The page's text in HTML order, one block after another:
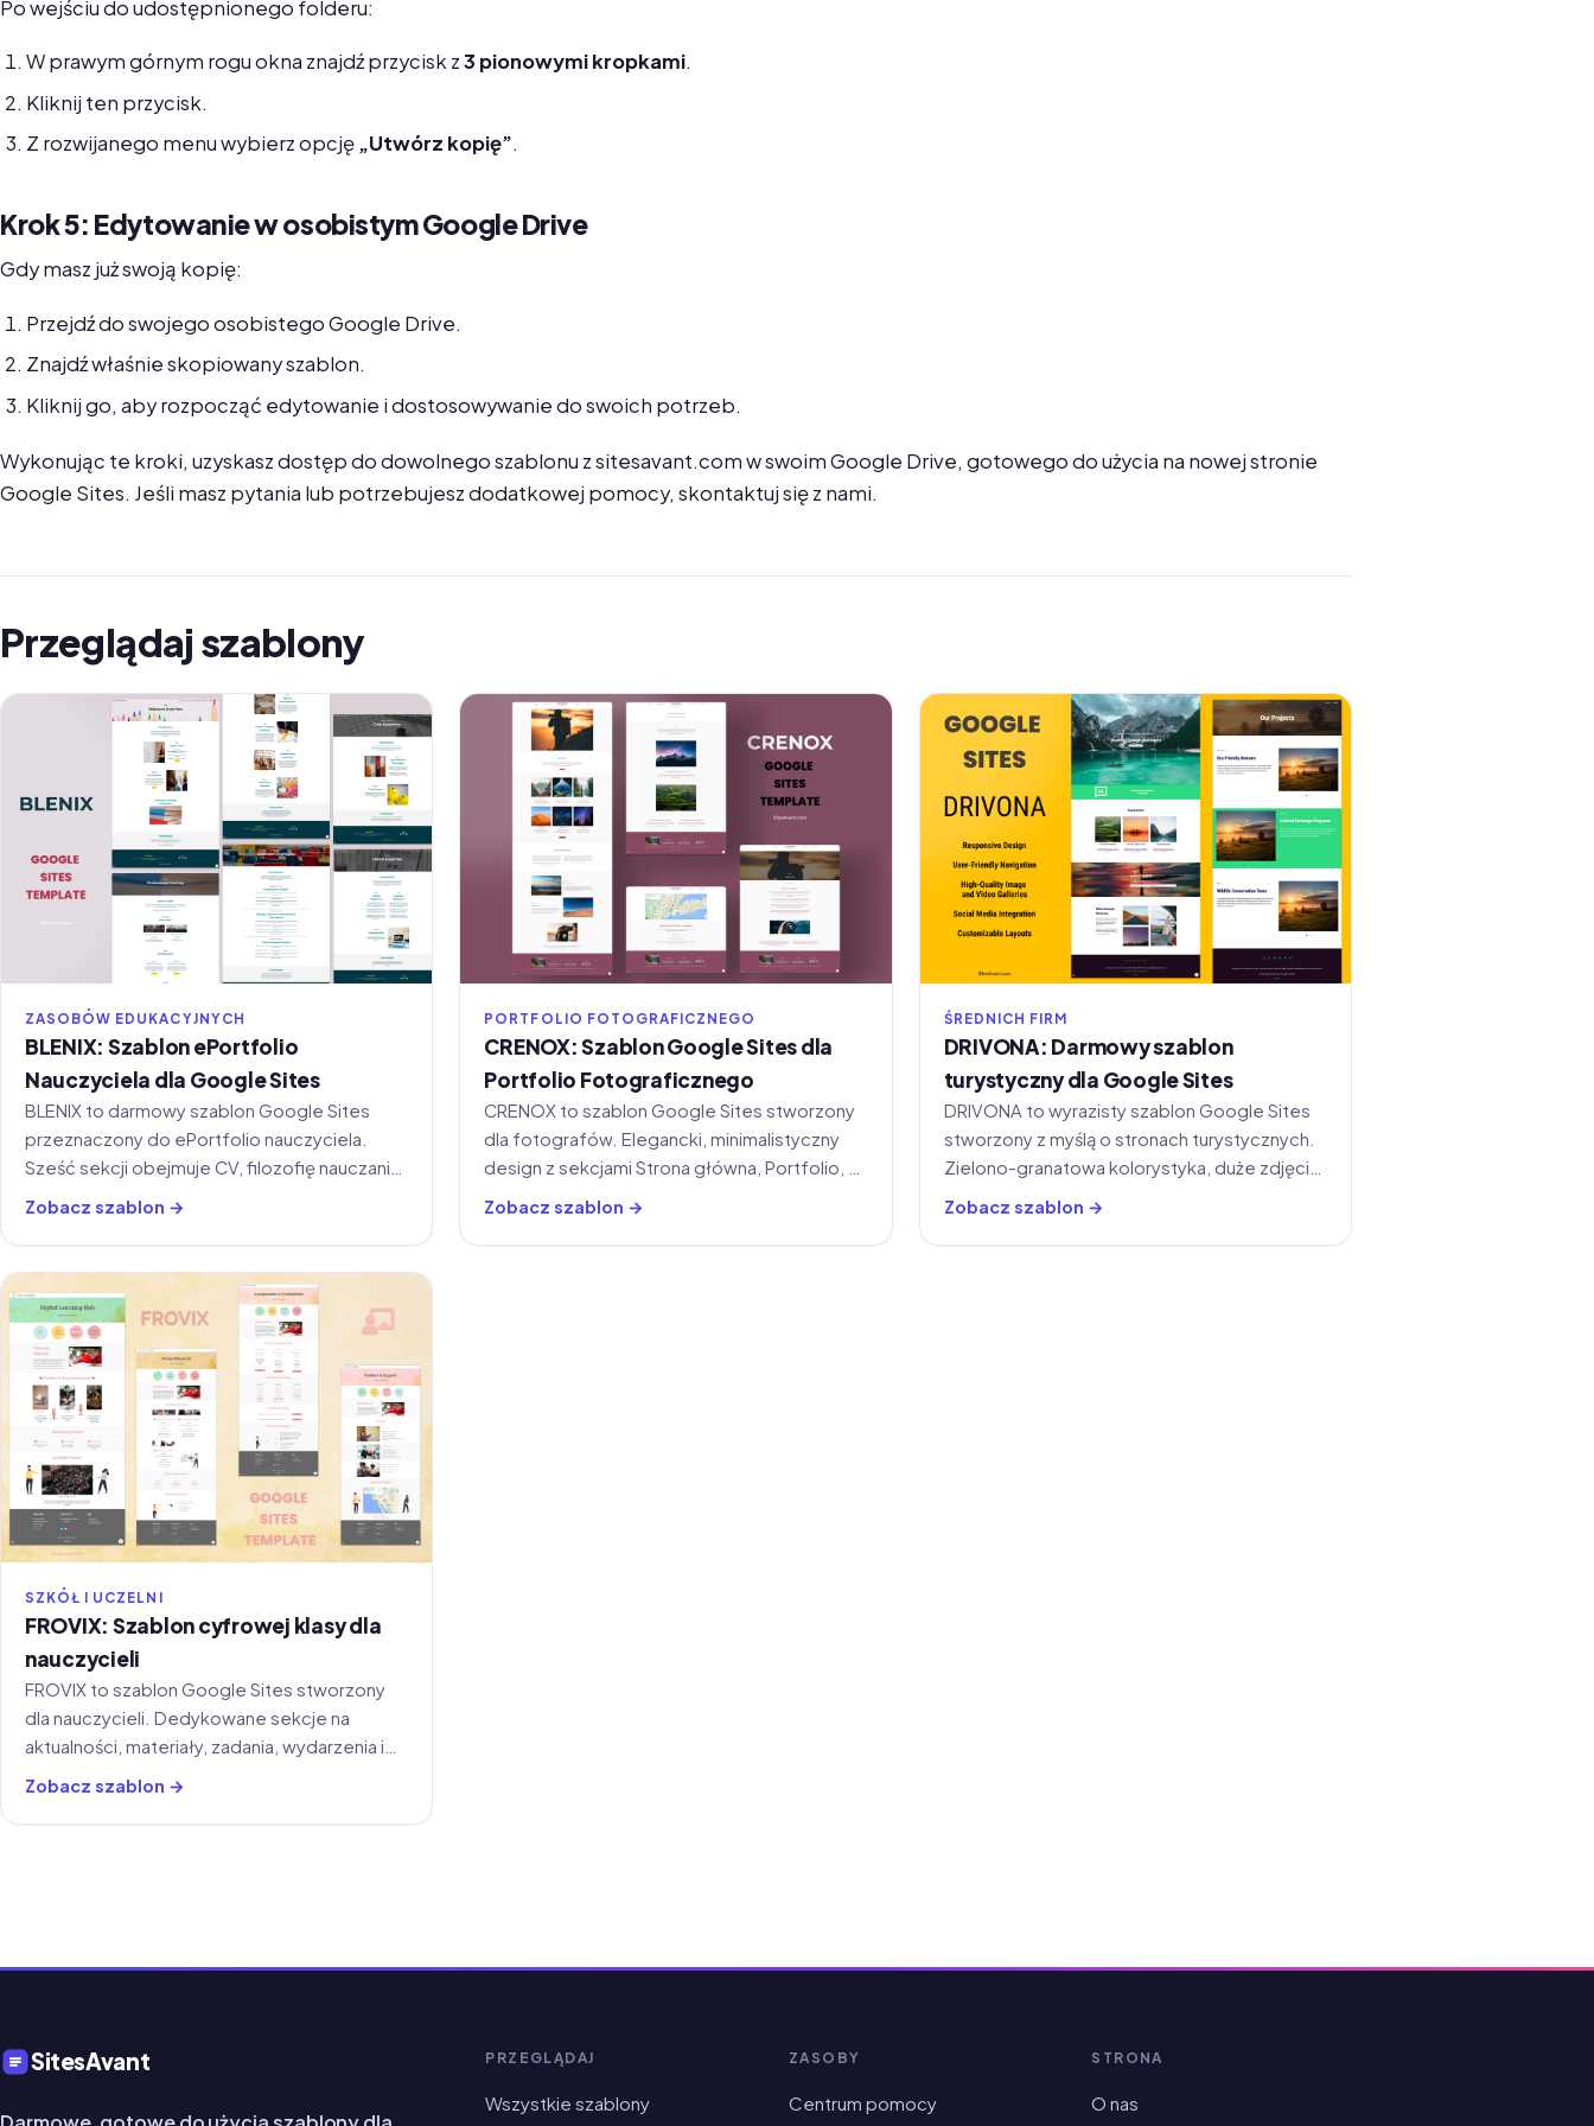
Po wejściu do udostępnionego folderu:
W prawym górnym rogu okna znajdź przycisk z3 pionowymi kropkami.
Kliknij ten przycisk.
Z rozwijanego menu wybierz opcję „Utwórz kopię”.
Krok 5: Edytowanie w osobistym Google Drive
Gdy masz już swoją kopię:
Przejdź do swojego osobistego Google Drive.
Znajdź właśnie skopiowany szablon.
Kliknij go, aby rozpocząć edytowanie i dostosowywanie do swoich potrzeb.
Wykonując te kroki, uzyskasz dostęp do dowolnego szablonu z sitesavant.com w swoim Google Drive, gotowego do użycia na nowej stronie
Google Sites. Jeśli masz pytania lub potrzebujesz dodatkowej pomocy, skontaktuj się z nami.
Przeglądaj szablony
ZASOBÓW EDUKACYJNYCH
BLENIX: Szablon ePortfolio
Nauczyciela dla Google Sites
BLENIX to darmowy szablon Google Sites
przeznaczony do ePortfolio nauczyciela.
Sześć sekcji obejmuje CV, filozofię nauczania,
doświadczenie dydaktyczne, umiejętności
Zobacz szablon →
PORTFOLIO FOTOGRAFICZNEGO
CRENOX: Szablon Google Sites dla
Portfolio Fotograficznego
CRENOX to szablon Google Sites stworzony
dla fotografów. Elegancki, minimalistyczny
design z sekcjami Strona główna, Portfolio, O
mnie i Kontakt. Bezpłatny.
Zobacz szablon →
ŚREDNICH FIRM
DRIVONA: Darmowy szablon
turystyczny dla Google Sites
DRIVONA to wyrazisty szablon Google Sites
stworzony z myślą o stronach turystycznych.
Zielono-granatowa kolorystyka, duże zdjęcia
oraz podstrony: strona główna, usługi i
Zobacz szablon →
SZKÓŁ I UCZELNI
FROVIX: Szablon cyfrowej klasy dla
nauczycieli
FROVIX to szablon Google Sites stworzony
dla nauczycieli. Dedykowane sekcje na
aktualności, materiały, zadania, wydarzenia i
wsparcie dla uczniów — wszystko w jednym
Zobacz szablon →
SitesAvant PRZEGLĄDAJ
Wszystkie szablony
ZASOBY
Centrum pomocy
STRONA
O nas